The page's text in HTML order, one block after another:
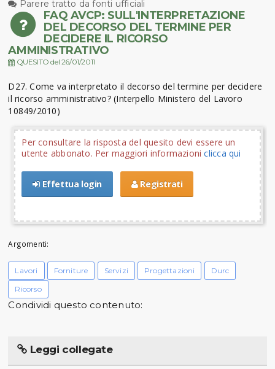
Parere tratto da fonti ufficiali
FAQ AVCP: SULL'INTERPRETAZIONE
DEL DECORSO DEL TERMINE PER
DECIDERE IL RICORSO
AMMINISTRATIVO
QUESITO del 26/01/2011
D27. Come va interpretato il decorso del termine per decidere
il ricorso amministrativo? (Interpello Ministero del Lavoro
10849/2010)
Per consultare la risposta del quesito devi essere un
utente abbonato. Per maggiori informazioniclicca qui
Effettua login Registrati
Argomenti:
Lavori Forniture Servizi Progettazioni
Durc
Ricorso
Condividi questo contenuto:
Leggi collegate